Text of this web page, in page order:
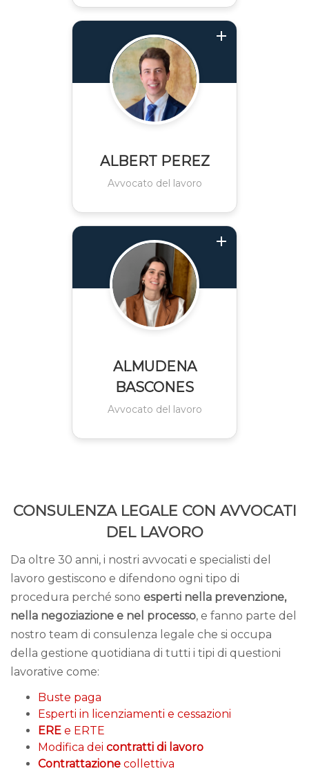
ALBERT PEREZ
Avvocato del lavoro
ALMUDENA
BASCONES
Avvocato del lavoro
CONSULENZA LEGALE CON AVVOCATI
DEL LAVORO
Da oltre 30 anni, i nostri avvocati e specialisti del
lavoro gestiscono e difendono ogni tipo di
procedura perché sono esperti nella prevenzione,
nella negoziazione e nel processo, e fanno parte del
nostro team di consulenza legale che si occupa
della gestione quotidiana di tutti i tipi di questioni
lavorative come:
Buste paga
Esperti in licenziamenti e cessazioni
ERE e ERTE
Modifica dei contratti di lavoro
Contrattazione collettiva